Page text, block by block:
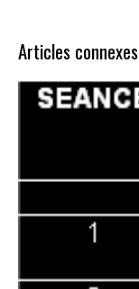
Articles connexes